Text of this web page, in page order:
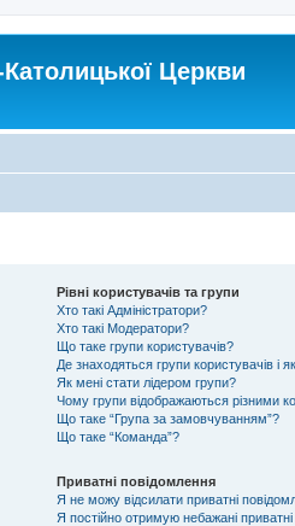
Церкви
Рівні користувачів та групи
Хто такі Адміністратори?
Хто такі Модератори?
Що таке групи користувачів?
Де знаходяться групи користувачів і
Як мені стати лідером групи?
Чому групи відображаються різними
Що таке “Група за замовчуванням”?
Що таке “Команда”?
Приватні повідомлення
Я не можу відсилати приватні
Я постійно отримую небажані